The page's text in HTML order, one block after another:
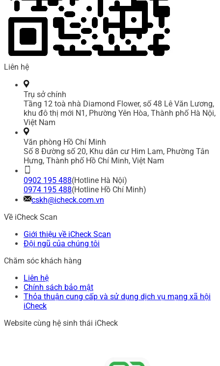
Liên hệ
Trụ sở chính
Tầng 12 toà nhà Diamond Flower, số 48 Lê Văn Lương,
khu đô thị mới N1, Phường Yên Hòa, Thành phố Hà Nội,
Việt Nam
Văn phòng Hồ Chí Minh
Số 8 Đường số 20, Khu dân cư Him Lam, Phường Tân
Hưng, Thành phố Hồ Chí Minh, Việt Nam
0902 195 488(Hotline Hà Nội)
0974 195 488(Hotline Hồ Chí Minh)
cskh@icheck.com.vn
Về iCheck Scan
Giới thiệu về iCheck Scan
Đội ngũ của chúng tôi
Chăm sóc khách hàng
Liên hệ
Chính sách bảo mật
Thỏa thuận cung cấp và sử dụng dịch vụ mạng xã hội
iCheck
Website cùng hệ sinh thái iCheck